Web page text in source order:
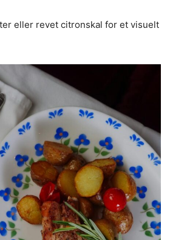
eller revet citronskal for et visuelt